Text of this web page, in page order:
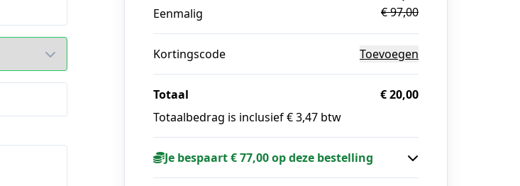
Eenmalig
€ 97,00
Kortingscode Toevoegen
Totaal
€ 20,00
Totaalbedrag is inclusief € 3,47 btw
Je bespaart € 77,00 op deze bestelling